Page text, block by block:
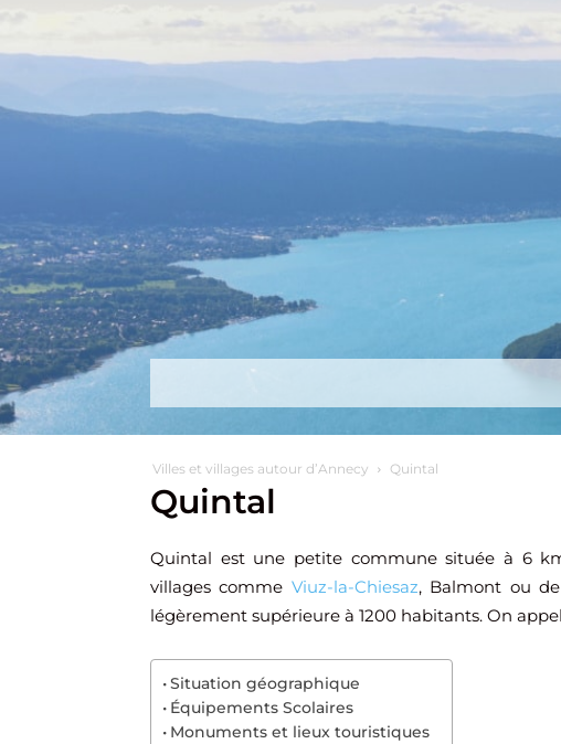
Villes et villages autour d’Annecy Quintal
Quintal
Quintal est une petite commune située à 6
villages comme Viuz-la-Chiesaz, Balmont ou
légèrement supérieure à 1200 habitants. On
Situation géographique
Équipements Scolaires
Monuments et lieux touristiques